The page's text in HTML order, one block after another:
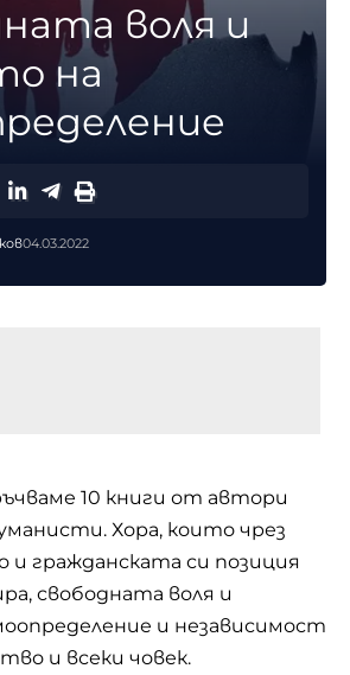
воля и
на
04.03.2022
10 книги от автори
Хора, които чрез
гражданската си позиция
свободната воля и
и независимост
и всеки човек.